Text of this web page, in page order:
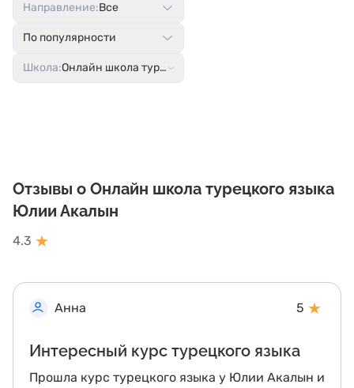
Направление:Все
По популярности
Школа:Онлайн школа турецкого языка Юлии Акалын
Отзывы о Онлайн школа турецкого языка
Юлии Акалын
4.3 ★
Анна 5 ★
Интересный курс турецкого языка
Прошла курс турецкого языка у Юлии Акалын и